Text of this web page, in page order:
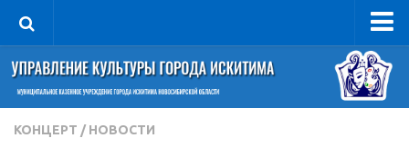
Управление
Руководитель
Сведения об организации
КОНЦЕРТ / НОВОСТИ